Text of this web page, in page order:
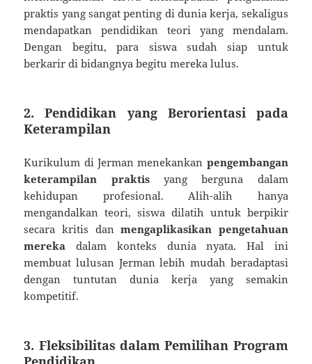
praktis yang sangat penting di dunia kerja, sekaligus
mendapatkan pendidikan teori yang mendalam.
Dengan begitu, para siswa sudah siap untuk
berkarir di bidangnya begitu mereka lulus.
2.Pendidikan yang Berorientasi pada
Keterampilan
Kurikulum di Jerman menekankan pengembangan
keterampilan praktisyang berguna dalam
kehidupan profesional. Alih-alih hanya
mengandalkan teori, siswa dilatih untuk berpikir
secara kritis danmengaplikasikan pengetahuan
mereka dalam konteks dunia nyata. Hal ini
membuat lulusan Jerman lebih mudah beradaptasi
dengan tuntutan dunia kerja yang semakin
kompetitif.
3. Fleksibilitas dalam Pemilihan Program